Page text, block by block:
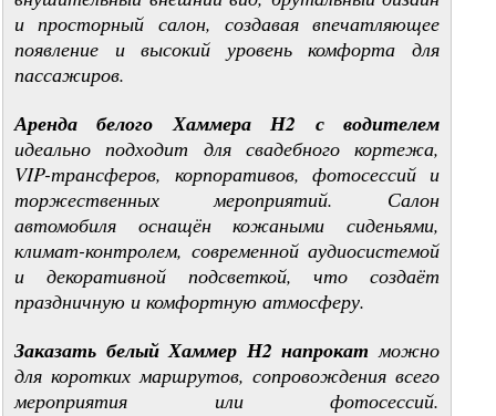
и просторный салон, создавая впечатляющее
появление и высокий уровень комфорта для
пассажиров.
Аренда белого Хаммера Н2 с водителем
идеально подходит для свадебного кортежа,
VIP-трансферов, корпоративов, фотосессий и
торжественных мероприятий. Салон
автомобиля оснащён кожаными сиденьями,
климат-контролем, современной аудиосистемой
и декоративной подсветкой, что создаёт
праздничную и комфортную атмосферу.
Заказать белый Хаммер Н2 напрокат можно
для коротких маршрутов, сопровождения всего
мероприятия или фотосессий.